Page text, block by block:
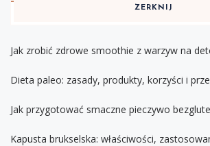
ZERKNIJ
Jak zrobić zdrowe smoothie z warzyw na
Dieta paleo: zasady, produkty, korzyści i
Jak przygotować smaczne pieczywo
Kapusta brukselska: właściwości,